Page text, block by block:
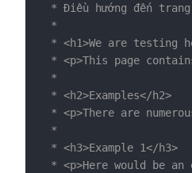
* Điều hướng đến
*
* <h1>We are testing
* <p>This page
*
* <h2>Examples</h2>
* <p>There are
*
* <h3>Example 1</h3>
* <p>Here would be an